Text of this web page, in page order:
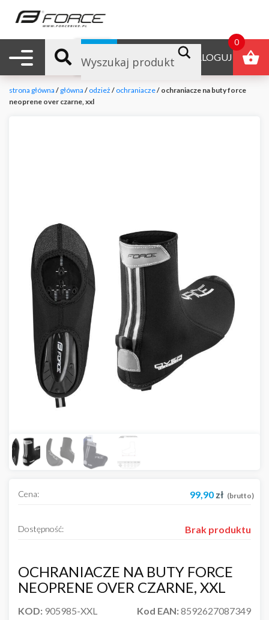
Nawigacja mobilna ZALOGUJ
B2B
strona główna / główna / odzież / ochraniacze/ ochraniacze na buty force
neoprene over czarne, xxl
OCHRANIACZE NA BUTY FORCE
NEOPRENE OVER CZARNE, XXL
KOD: 905985-XXL Kod EAN:8592627087349
Cena: 99,90 zł (brutto)
Dostępność: Brak produktu
0